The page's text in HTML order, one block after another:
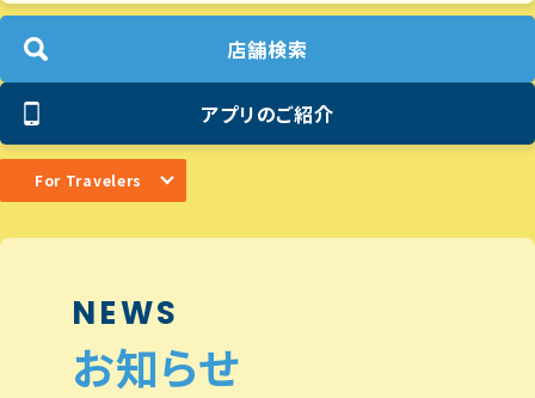
店舗検索
アプリのご紹介
For Travelers
NEWS
お知らせ